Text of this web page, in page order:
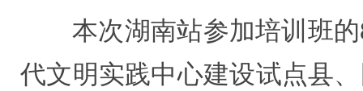
本次湖南站参加培训班
代文明实践中心建设试点县